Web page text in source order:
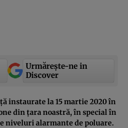
Urmărește-ne in
Discover
instaurate la 15 martie 2020 în
din țara noastră, în special în
niveluri alarmante de poluare.